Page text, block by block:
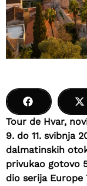
Tour de Hvar,
9. do 11. svibnja
dalmatinskih
privukao gotovo
dio serija Europe